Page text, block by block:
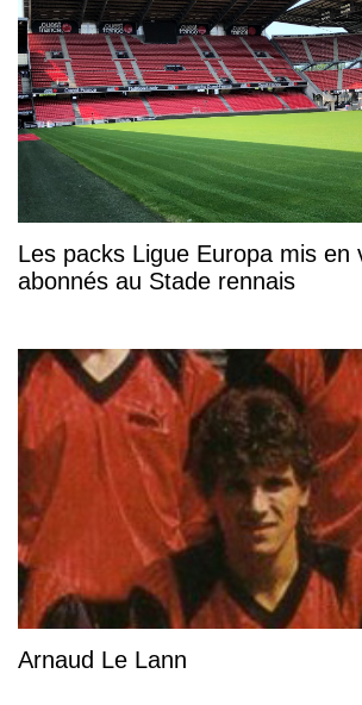
Les packs Ligue Europa mis en
abonnés au Stade rennais
Arnaud Le Lann